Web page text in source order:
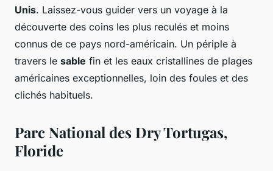
Unis. Laissez-vous guider vers un voyage à la
découverte des coins les plus reculés et moins
connus de ce pays nord-américain. Un périple à
travers le sable fin et les eaux cristallines de plages
américaines exceptionnelles, loin des foules et des
clichés habituels.
Parc National des Dry Tortugas,
Floride